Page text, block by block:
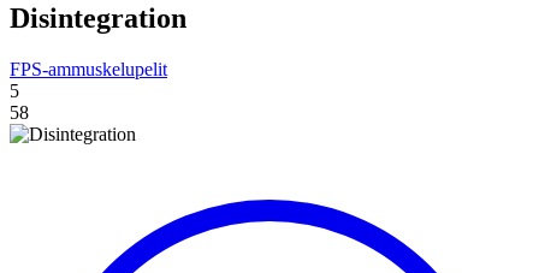
Disintegration
FPS-ammuskelupelit
5
58